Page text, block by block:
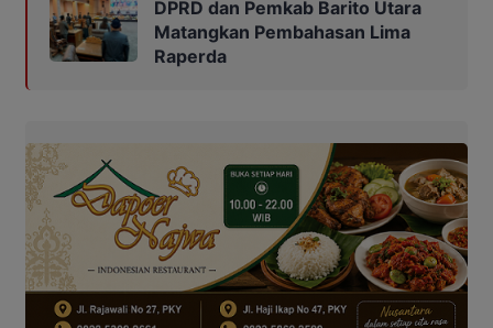
DPRD dan Pemkab Barito Utara
Matangkan Pembahasan Lima
Raperda